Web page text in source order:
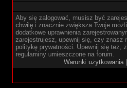
Aby się zalogować, musisz być
chwilę i znacznie zwiększa Twoje
dodatkowe uprawnienia
zarejestrujesz, upewnij się, czy znasz
politykę prywatności. Upewnij się też,
regulaminy umieszczone na forum.
Warunki użytkowania|